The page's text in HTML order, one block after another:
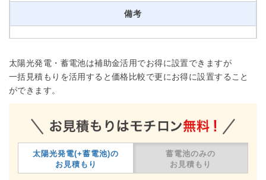
備考
太陽光発電・蓄電池は補助金活用でお得に設置できますが
一括見積もりを活用すると価格比較で更にお得に設置すること
ができます。
太陽光発電(+蓄電池)の
お見積もり
蓄電池のみの
お見積もり